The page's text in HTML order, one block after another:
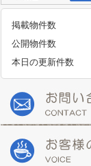
掲載物件数
公開物件数
本日の更新件数